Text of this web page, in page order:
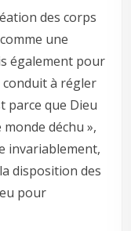
des corps
une
également pour
à régler
parce que Dieu
déchu »,
invariablement,
disposition des
pour